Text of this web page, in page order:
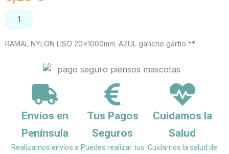
NYLON
20x1000mm.
RAMAL NYLON LISO 20x1000mm. AZUL gancho garfio **
Envíos en
Península
Realizamos envíos a
Tus Pagos
Seguros
Puedes realizar tus
Cuidamos la
Salud
Cuidamos la salud de